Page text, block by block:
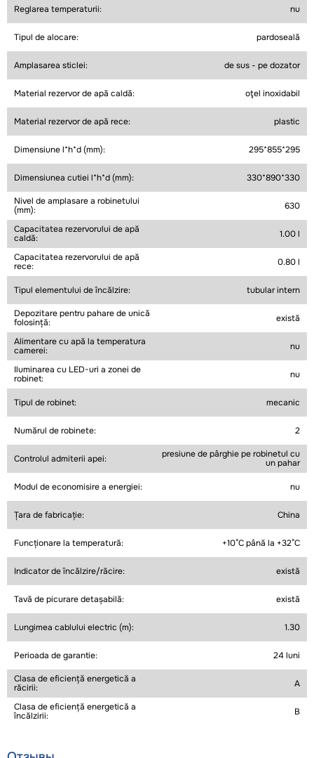
Reglarea temperaturii: nu
Tipul de alocare: pardoseală
Amplasarea sticlei: de sus - pe dozator
Material rezervor de apă caldă: oţel inoxidabil
Material rezervor de apă rece: plastic
Dimensiune l*h*d (mm): 295*855*295
Dimensiunea cutiei l*h*d (mm): 330*890*330
Nivel de amplasare a robinetului
(mm):
630
Capacitatea rezervorului de apă
caldă:
1.00 l
Capacitatea rezervorului de apă
rece:
0.80 l
Tipul elementului de încălzire: tubular intern
Depozitare pentru pahare de unică
folosință:
există
Alimentare cu apă la temperatura
camerei:
nu
Iluminarea cu LED-uri a zonei de
robinet:
nu
Tipul de robinet: mecanic
Numărul de robinete: 2
Controlul admiterii apei:
presiune de pârghie pe robinetul cu
un pahar
Modul de economisire a energiei: nu
Țara de fabricație: China
Funcționare la temperatură: +10°C până la +32°C
Indicator de încălzire/răcire: există
Tavă de picurare detașabilă: există
Lungimea cablului electric (m): 1.30
Perioada de garantie: 24 luni
Clasa de eficiență energetică a
răcirii:
A
Clasa de eficiență energetică a
încălzirii:
B